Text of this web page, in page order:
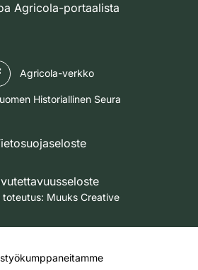
Agricola-portaalista
Agricola-verkko
Historiallinen Seura
toteutus: Muuks Creative